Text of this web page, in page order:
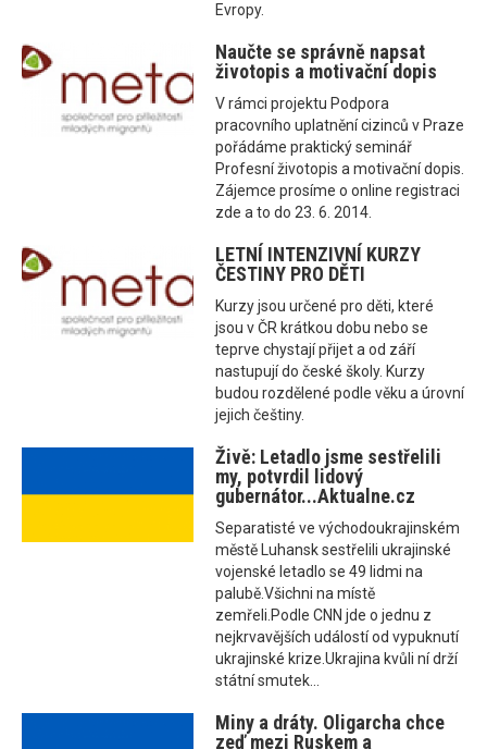
Evropy.
Naučte se správně napsat
životopis a motivační dopis
V rámci projektu Podpora
pracovního uplatnění cizinců v Praze
pořádáme praktický seminář
Profesní životopis a motivační dopis.
Zájemce prosíme o online registraci
zde a to do 23. 6. 2014.
LETNÍ INTENZIVNÍ KURZY
ČESTINY PRO DĚTI
Kurzy jsou určené pro děti, které
jsou v ČR krátkou dobu nebo se
teprve chystají přijet a od září
nastupují do české školy. Kurzy
budou rozdělené podle věku a úrovní
jejich češtiny.
Živě: Letadlo jsme sestřelili
my, potvrdil lidový
gubernátor...Aktualne.cz
Separatisté ve východoukrajinském
městě Luhansk sestřelili ukrajinské
vojenské letadlo se 49 lidmi na
palubě.Všichni na místě
zemřeli.Podle CNN jde o jednu z
nejkrvavějších událostí od vypuknutí
ukrajinské krize.Ukrajina kvůli ní drží
státní smutek...
Miny a dráty. Oligarcha chce
zeď mezi Ruskem a